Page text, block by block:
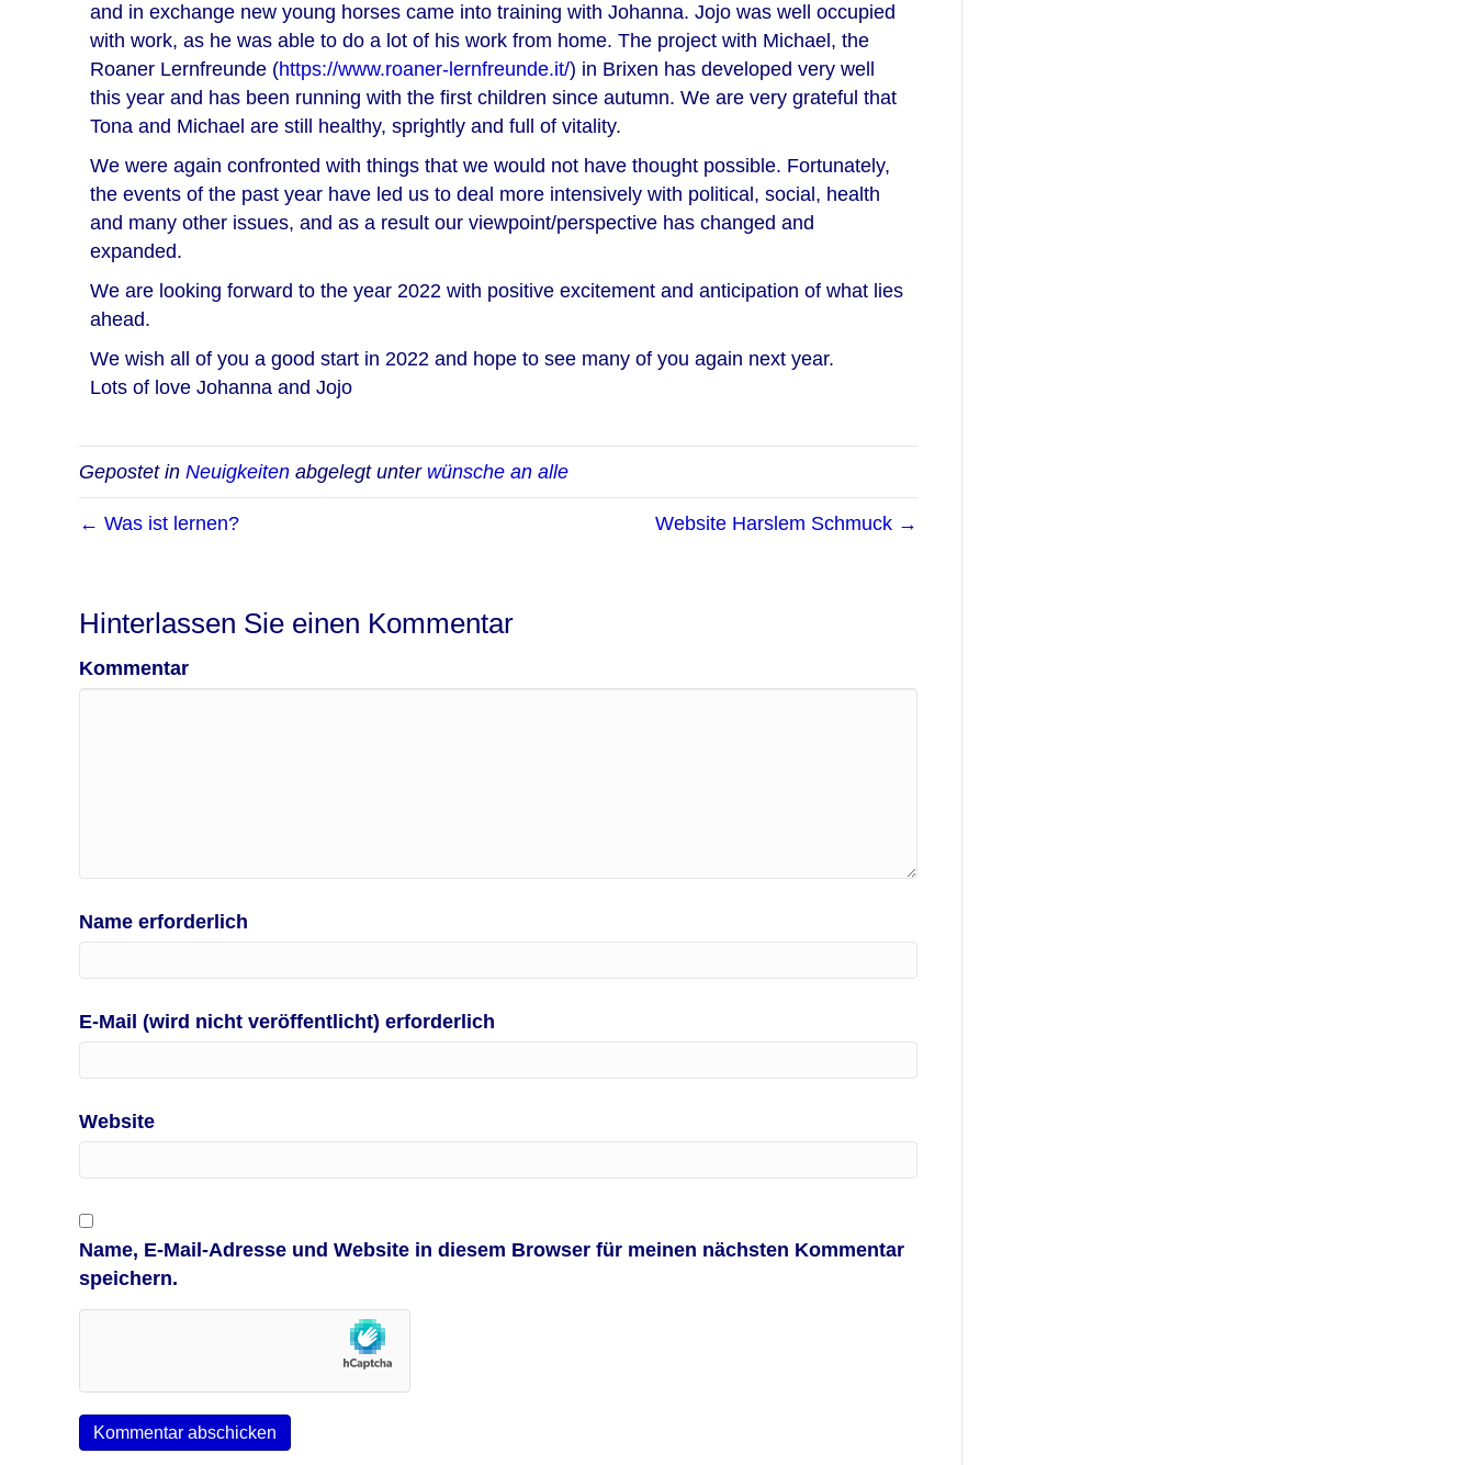
and in exchange new young horses came into training with Johanna. Jojo was well occupied
with work, as he was able to do a lot of his work from home. The project with Michael, the
Roaner Lernfreunde (https://www.roaner-lernfreunde.it/) in Brixen has developed very well
this year and has been running with the first children since autumn. We are very grateful that
Tona and Michael are still healthy, sprightly and full of vitality.
We were again confronted with things that we would not have thought possible. Fortunately,
the events of the past year have led us to deal more intensively with political, social, health
and many other issues, and as a result our viewpoint/perspective has changed and
expanded.
We are looking forward to the year 2022 with positive excitement and anticipation of what lies
ahead.
We wish all of you a good start in 2022 and hope to see many of you again next year.
Lots of love Johanna and Jojo
Gepostet in Neuigkeiten abgelegt unter wünsche an alle
← Was ist lernen? Website Harslem Schmuck →
Hinterlassen Sie einen Kommentar
Kommentar
Name erforderlich
E-Mail (wird nicht veröffentlicht) erforderlich
Website
Name, E-Mail-Adresse und Website in diesem Browser für meinen nächsten Kommentar
speichern.